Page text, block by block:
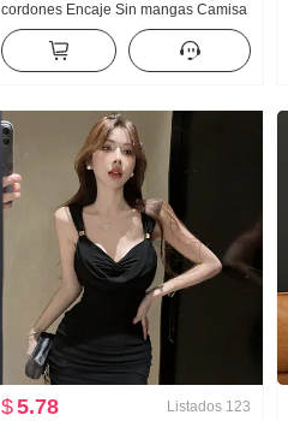
cordones Encaje Sin mangas Camisa
de muñeca Mujer Verano Diseño
Sentido Holgado Una palabra Hoja
de loto Falda Chaleco
$5.78 Listados 123